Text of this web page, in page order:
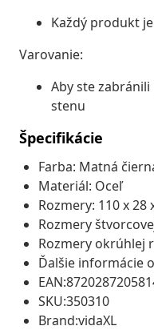
Každý produkt
Varovanie:
Aby ste
stenu
Špecifikácie
Farba: Matná
Materiál: Oceľ
Rozmery: 110 x 28
Rozmery
Rozmery okrúhlej
Ďalšie informácie
SKU:350310
Brand:vidaXL